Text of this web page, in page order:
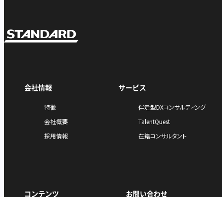
会社情報
特徴
会社概要
採用情報
サービス
伴走型DXコンサルティング
TalentQuest
在籍コンサルタント
コンテンツ お問い合わせ